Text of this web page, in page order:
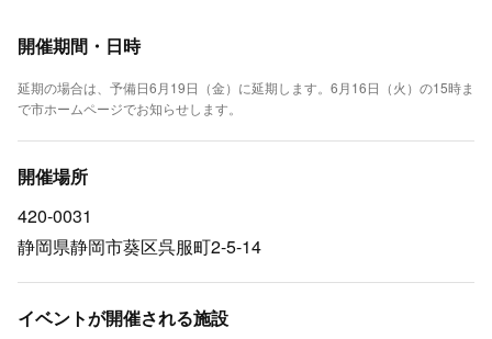
開催期間・日時
延期の場合は、予備日6月19日（金）に延期します。6月16日（火）の15時ま
で市ホームページでお知らせします。
開催場所
420-0031
静岡県静岡市葵区呉服町2-5-14
イベントが開催される施設